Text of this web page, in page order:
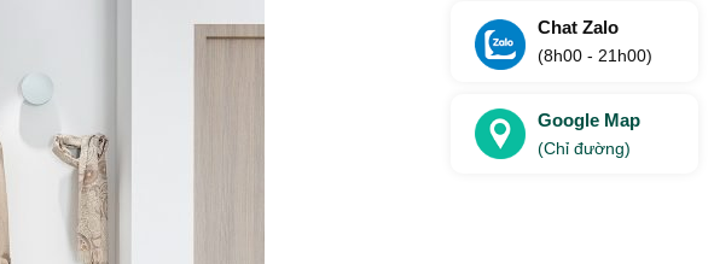
Chat Zalo
(8h00 - 21h00)
Google Map
(Chỉ đường)